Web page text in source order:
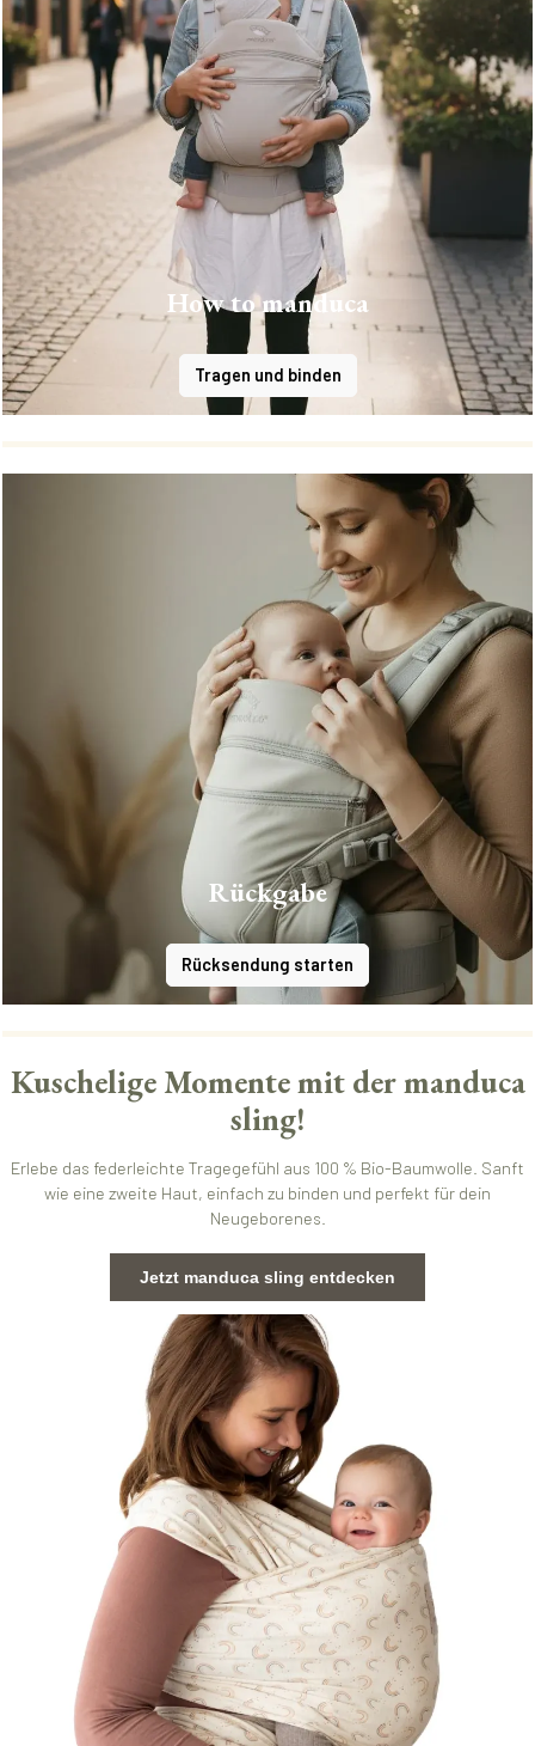
How to manduca
Tragen und binden
Rückgabe
Rücksendung starten
Kuschelige Momente mit der manduca
sling!
Erlebe das federleichte Tragegefühl aus 100 % Bio-Baumwolle. Sanft
wie eine zweite Haut, einfach zu binden und perfekt für dein
Neugeborenes.
Jetzt manduca sling entdecken